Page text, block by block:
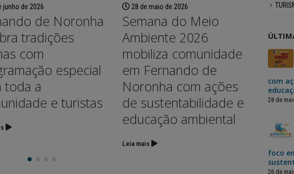
junho de 2026
de Noronha
tradições
com
especial
toda a
e turistas
28 de maio de 2026
Semana do Meio
Ambiente 2026
mobiliza comunidade
em Fernando de
Noronha com ações
de sustentabilidade e
educação ambiental
Leia mais
26 de
Leia mais
Semana do Meio Ambiente
em Fernando de Noronha
de sustentabilidade e
ambiental
de 2026
Fernando de Noronha
Fernando de Noronha vai
“Noronha na Palma da
Mão”, um sistema digital moderno
para o recadastramento dos
moradores
3 de julho de 2026
Copa para transmissão dos
com
28 de
foco
26 de